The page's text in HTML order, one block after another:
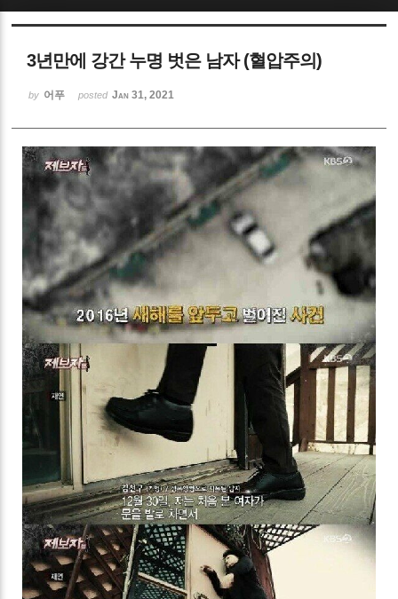
3년만에 강간 누명 벗은 남자 (혈압주의)
by 어푸 posted Jan 31, 2021
Sketchbook5, 스케치북5
Sketchbook5, 스케치북5